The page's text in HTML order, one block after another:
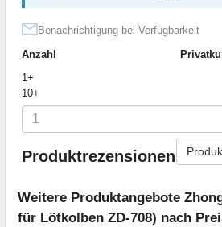
Benachrichtigung bei Verfügbarkeit
Anzahl
1+
10+
Produktrezensionen
Weitere Produktangebote
für Lötkolben ZD-708) nach